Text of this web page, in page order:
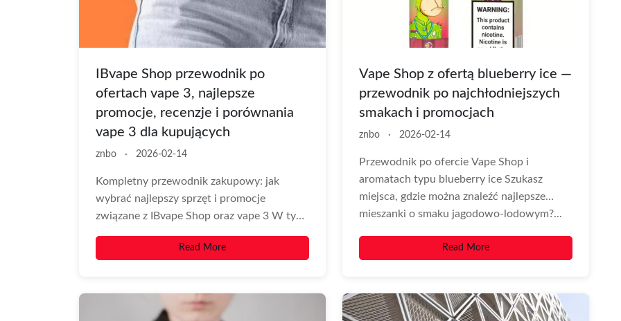
IBvape Shop przewodnik po
ofertach vape 3, najlepsze
promocje, recenzje i porównania
vape 3 dla kupujących
znbo · 2026-02-14
Kompletny przewodnik zakupowy: jak
wybrać najlepszy sprzęt i promocje
związane z IBvape Shop oraz vape 3 W tym
Read More
Vape Shop z ofertą blueberry ice —
przewodnik po najchłodniejszych
smakach i promocjach
znbo · 2026-02-14
Przewodnik po ofercie Vape Shop i
aromatach typu blueberry ice Szukasz
miejsca, gdzie można znaleźć najlepsze
mieszanki o smaku jagodowo-lodowym?...
Read More